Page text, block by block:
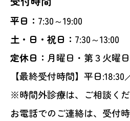
平日： 7:30～19:00
土・日・祝日： 7:30～13:00
定休日： 月曜日・第３火曜
【最終受付時間】平日:18:30
※時間外診療は、ご相談くだ
お電話でのご連絡は、受付